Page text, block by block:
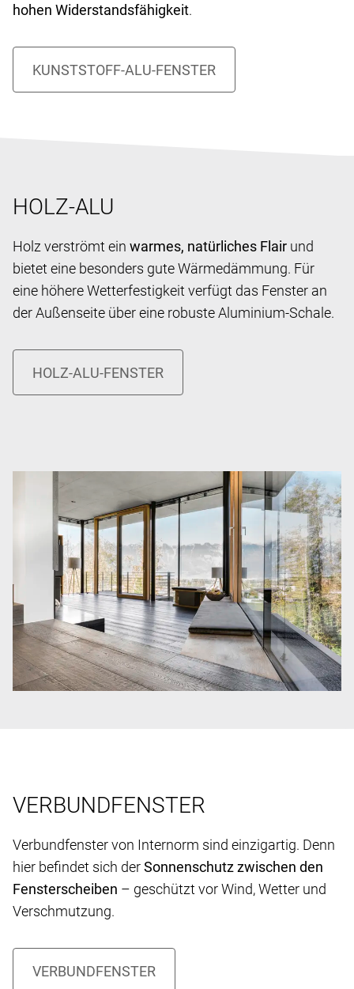
hohen Widerstandsfähigkeit.
HOLZ-ALU
Holz verströmt ein warmes, natürliches Flair und
bietet eine besonders gute Wärmedämmung. Für
eine höhere Wetterfestigkeit verfügt das Fenster an
der Außenseite über eine robuste Aluminium-Schale.
VERBUNDFENSTER
Verbundfenster von Internorm sind einzigartig. Denn
hier befindet sich derSonnenschutz zwischen den
Fensterscheiben – geschützt vor Wind, Wetter und
Verschmutzung.